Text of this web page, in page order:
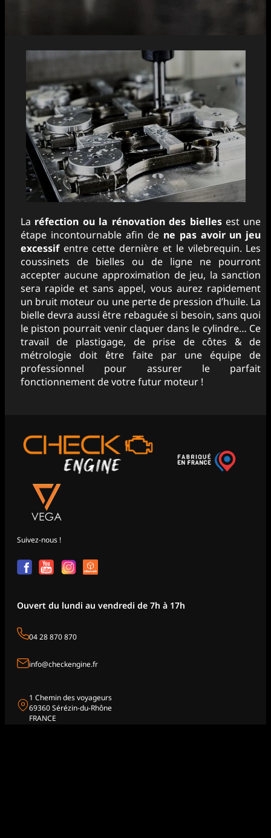
La réfection ou la rénovation des biellesest une
étape incontournable afin de ne pas avoir un jeu
excessifentre cette dernière et le vilebrequin. Les
coussinets de bielles ou de ligne ne pourront
accepter aucune approximation de jeu, la sanction
sera rapide et sans appel, vous aurez rapidement
un bruit moteur ou une perte de pression d’huile. La
bielle devra aussi être rebaguée si besoin, sans quoi
le piston pourrait venir claquer dans le cylindre… Ce
travail de plastigage, de prise de côtes & de
métrologie doit être faite par une équipe de
professionnel pour assurer le parfait
fonctionnement de votre futur moteur !
Suivez-nous !
Ouvert du lundi au vendredi de 7h à 17h
04 28 870 870
info@checkengine.fr
1 Chemin des voyageurs
69360 Sérézin-du-Rhône
FRANCE